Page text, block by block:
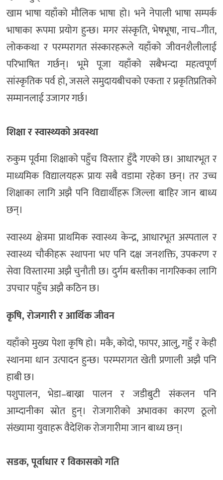
खाम भाषा यहाँको मौलिक भाषा हो। भने नेपाली भाषा सम्पर्क
भाषाका रूपमा प्रयोग हुन्छ। मगर संस्कृति, भेषभूषा, नाच–गीत,
लोककथा र परम्परागत संस्कारहरूले यहाँको जीवनशैलीलाई
परिभाषित गर्छन्। भूमे पूजा यहाँको सबैभन्दा महत्वपूर्ण
सांस्कृतिक पर्व हो, जसले समुदायबीचको एकता र प्रकृतिप्रतिको
सम्मानलाई उजागर गर्छ।
शिक्षा र स्वास्थ्यको अवस्था
रुकुम पूर्वमा शिक्षाको पहुँच विस्तार हुँदै गएको छ। आधारभूत र
माध्यमिक विद्यालयहरू प्रायः सबै वडामा रहेका छन्। तर उच्च
शिक्षाका लागि अझै पनि विद्यार्थीहरू जिल्ला बाहिर जान बाध्य
छन्।
स्वास्थ्य क्षेत्रमा प्राथमिक स्वास्थ्य केन्द्र, आधारभूत अस्पताल र
स्वास्थ्य चौकीहरू स्थापना भए पनि दक्ष जनशक्ति, उपकरण र
सेवा विस्तारमा अझै चुनौती छ। दुर्गम बस्तीका नागरिकका लागि
उपचार पहुँच अझै कठिन छ।
कृषि, रोजगारी र आर्थिक जीवन
यहाँको मुख्य पेशा कृषि हो। मकै, कोदो, फापर, आलु, गहुँ र केही
स्थानमा धान उत्पादन हुन्छ। परम्परागत खेती प्रणाली अझै पनि
हाबी छ।
पशुपालन, भेडा–बाख्रा पालन र जडीबुटी संकलन पनि
आम्दानीका स्रोत हुन्। रोजगारीको अभावका कारण ठूलो
संख्यामा युवाहरू वैदेशिक रोजगारीमा जान बाध्य छन्।
सडक, पूर्वाधार र विकासको गति